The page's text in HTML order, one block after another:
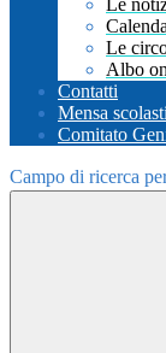
Le
Le
Albo
Contatti
Mensa
Comitato
Campo di ricerca